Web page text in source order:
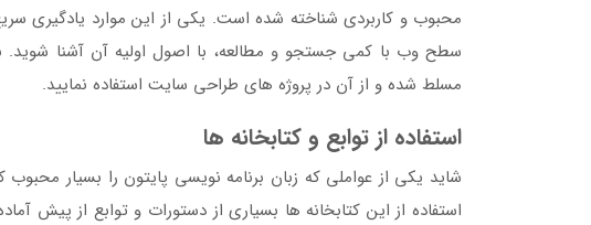
محبوب و کاربردی شناخته شده است. یکی از این موارد یادگیری
سطح وب با کمی جستجو و مطالعه، با اصول اولیه آن آشنا شوید.
مسلط شده و از آن در پروژه های طراحی سایت استفاده نمایید.
استفاده از توابع و کتابخانه ها
شاید یکی از عواملی که زبان برنامه نویسی پایتون را بسیار
استفاده از این کتابخانه ها بسیاری از دستورات و توابع از پیش